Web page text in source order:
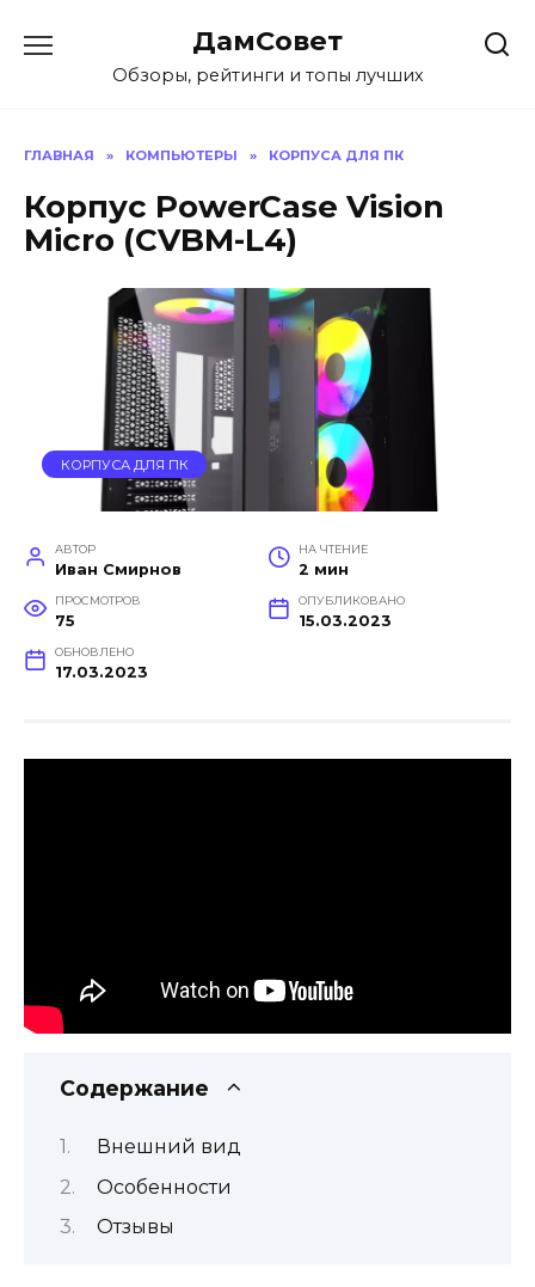
содержанию
ДамСовет
Обзоры, рейтинги и топы лучших
ГЛАВНАЯ » КОМПЬЮТЕРЫ » КОРПУСА ДЛЯ ПК
Корпус PowerCase Vision
Micro (CVBM-L4)
КОРПУСА ДЛЯ ПК
АВТОР
Иван Смирнов
НА ЧТЕНИЕ
2 мин
ПРОСМОТРОВ
75
ОПУБЛИКОВАНО
15.03.2023
ОБНОВЛЕНО
17.03.2023
Содержание
Внешний вид
Особенности
Отзывы